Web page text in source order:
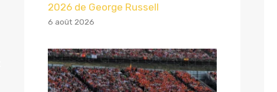
2026 de George Russell
6 août 2026